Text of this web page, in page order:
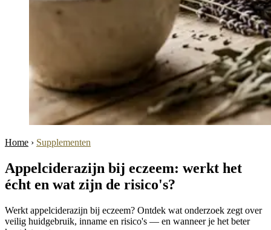
Home › Supplementen
Appelciderazijn bij eczeem: werkt het
écht en wat zijn de risico's?
Werkt appelciderazijn bij eczeem? Ontdek wat onderzoek zegt over
veilig huidgebruik, inname en risico's — en wanneer je het beter